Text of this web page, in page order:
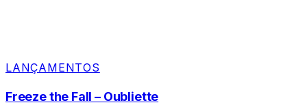
LANÇAMENTOS
Freeze the Fall – Oubliette